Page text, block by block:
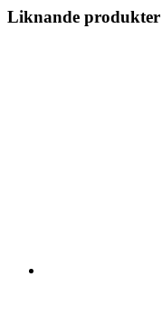
Liknande produkter